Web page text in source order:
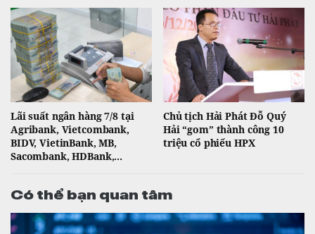
Lãi suất ngân hàng 7/8 tại
Agribank, Vietcombank,
BIDV, VietinBank, MB,
Sacombank, HDBank,...
Chủ tịch Hải Phát Đỗ Quý
Hải “gom” thành công 10
triệu cổ phiếu HPX
Có thể bạn quan tâm